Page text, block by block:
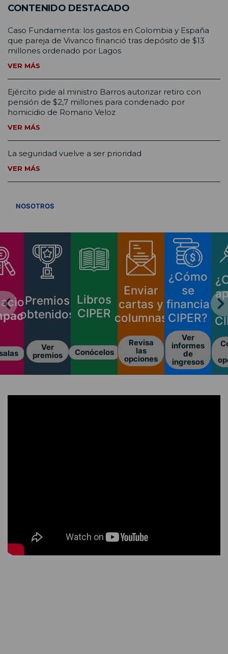
CONTENIDO DESTACADO
Caso Fundamenta: los gastos en Colombia y España
que pareja de Vivanco financió tras depósito de $13
millones ordenado por Lagos
VER MÁS
Ejército pide al ministro Barros autorizar retiro con
pensión de $2,7 millones para condenado por
homicidio de Romario Veloz
VER MÁS
La seguridad vuelve a ser prioridad
VER MÁS
NOSOTROS
Premios
obtenidos
Ver
premios
Libros
CIPER
Conócelos
Enviar
cartas y
columnas
Revisa
las
opciones
¿Cómo
se
financia
CIPER?
Ver
informes
de
ingresos